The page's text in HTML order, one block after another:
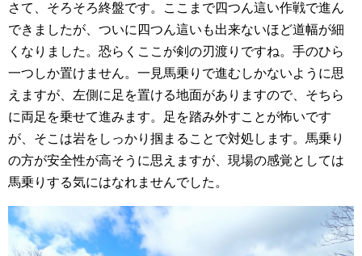
さて、そろそろ終盤です。ここまで四つん這い作戦で進ん
できましたが、ついに四つん這いも出来ないほど道幅が細
くなりました。恐らくここが剣の刃渡りですね。手のひら
一つしか置けません。一見馬乗りで進むしかないように思
えますが、左側に足を置ける地面がありますので、そちら
に両足を乗せて進みます。足を踏み外すことが怖いです
が、そこは岩をしっかり掴まることで対処します。馬乗り
の方が安全性が高そうに思えますが、現場の感覚としては
馬乗りする気にはなれませんでした。